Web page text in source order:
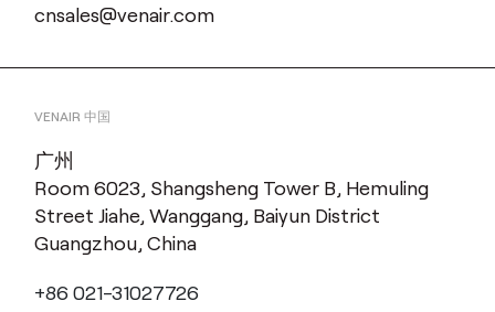
cnsales@venair.com
VENAIR 中国
广州
Room 6023, Shangsheng Tower B, Hemuling
Street Jiahe, Wanggang, Baiyun District
Guangzhou, China
+86 021-31027726